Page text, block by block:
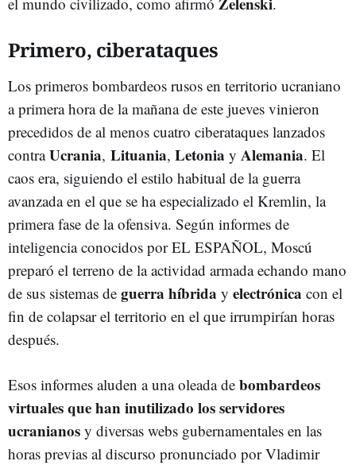
Primero, ciberataques
Los primeros bombardeos rusos en territorio ucraniano
a primera hora de la mañana de este jueves vinieron
precedidos de al menos cuatro ciberataques lanzados
contraUcrania, Lituania, Letonia y Alemania. El
caos era, siguiendo el estilo habitual de la guerra
avanzada en el que se ha especializado el Kremlin, la
primera fase de la ofensiva. Según informes de
inteligencia conocidos por EL ESPAÑOL, Moscú
preparó el terreno de la actividad armada echando mano
de sus sistemas de guerra híbrida y electrónica con el
fin de colapsar el territorio en el que irrumpirían horas
después.
Esos informes aluden a una oleada de bombardeos
virtuales que han inutilizado los servidores
ucranianos y diversas webs gubernamentales en las
horas previas al discurso pronunciado por Vladimir